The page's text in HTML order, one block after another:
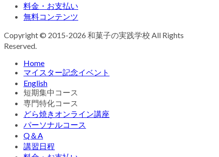
料金・お支払い
無料コンテンツ
Copyright © 2015-2026 和菓子の実践学校 All Rights
Reserved.
Home
マイスター記念イベント
English
短期集中コース
専門特化コース
どら焼きオンライン講座
パーソナルコース
Q＆A
講習日程